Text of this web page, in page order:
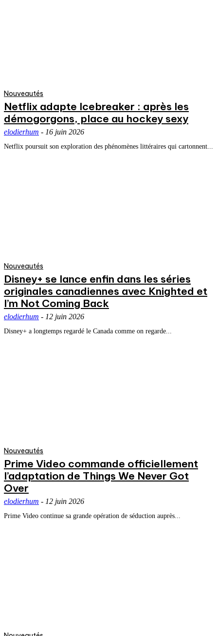
Nouveautés
Netflix adapte Icebreaker : après les
démogorgons, place au hockey sexy
elodierhum - 16 juin 2026
Netflix poursuit son exploration des phénomènes littéraires qui cartonnent...
Nouveautés
Disney+ se lance enfin dans les séries
originales canadiennes avec Knighted et
I’m Not Coming Back
elodierhum - 12 juin 2026
Disney+ a longtemps regardé le Canada comme on regarde...
Nouveautés
Prime Video commande officiellement
l’adaptation de Things We Never Got
Over
elodierhum - 12 juin 2026
Prime Video continue sa grande opération de séduction auprès...